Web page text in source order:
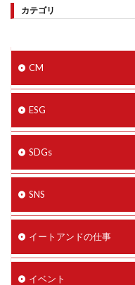
カテゴリ
CM
ESG
SDGs
SNS
イートアンドの仕事
イベント